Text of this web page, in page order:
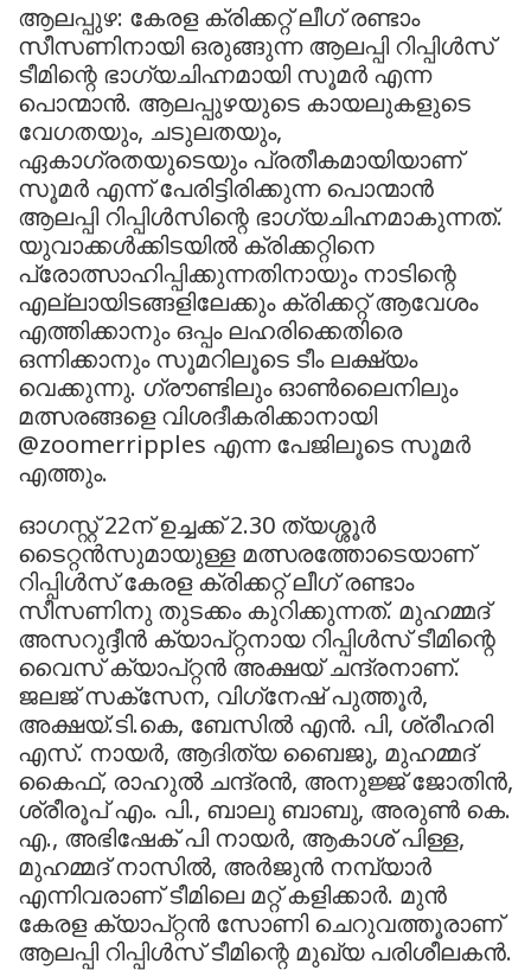
ആലപ്പുഴ: കേരള ക്രിക്കറ്റ് ലീഗ് രണ്ടാം
സീസണിനായി ഒരുങ്ങുന്ന ആലപ്പി റിപ്പിള്‍സ്
ടീമിന്റെ ഭാഗ്യചിഹ്നമായി സൂമർ എന്ന
പൊന്മാൻ. ആലപ്പുഴയുടെ കായലുകളുടെ
വേഗതയും, ചടുലതയും,
ഏകാഗ്രതയുടെയും പ്രതീകമായിയാണ്
സൂമർ എന്ന് പേരിട്ടിരിക്കുന്ന പൊന്മാൻ
ആലപ്പി റിപ്പിൾസിന്റെ ഭാഗ്യചിഹ്നമാകുന്നത്.
യുവാക്കൾക്കിടയിൽ ക്രിക്കറ്റിനെ
പ്രോത്സാഹിപ്പിക്കുന്നതിനായും നാടിന്റെ
എല്ലായിടങ്ങളിലേക്കും ക്രിക്കറ്റ് ആവേശം
എത്തിക്കാനും ഒപ്പം ലഹരിക്കെതിരെ
ഒന്നിക്കാനും സൂമറിലൂടെ ടീം ലക്ഷ്യം
വെക്കുന്നു. ഗ്രൗണ്ടിലും ഓൺലൈനിലും
മത്സരങ്ങളെ വിശദീകരിക്കാനായി
@zoomerripples എന്ന പേജിലൂടെ സൂമർ
എത്തും.
ഓഗസ്റ്റ് 22ന് ഉച്ചക്ക് 2.30 ത്യശ്ശൂര്‍
ടൈറ്റന്‍സുമായുള്ള മത്സരത്തോടെയാണ്
റിപ്പിള്‍സ് കേരള ക്രിക്കറ്റ് ലീഗ് രണ്ടാം
സീസണിനു തുടക്കം കുറിക്കുന്നത്. മുഹമ്മദ്
അസറുദ്ദീന്‍ ക്യാപ്റ്റനായ റിപ്പിള്‍സ് ടീമിന്റെ
വൈസ് ക്യാപ്റ്റന്‍ അക്ഷയ് ചന്ദ്രനാണ്.
ജലജ് സക്‌സേന, വിഗ്‌നേഷ് പുത്തൂര്‍,
അക്ഷയ്.ടി.കെ, ബേസില്‍ എന്‍. പി, ശ്രീഹരി
എസ്. നായര്‍, ആദിത്യ ബൈജു, മുഹമ്മദ്
കൈഫ്, രാഹുല്‍ ചന്ദ്രന്‍, അനുജ്ജ് ജോതിന്‍,
ശ്രീരൂപ് എം. പി., ബാലു ബാബു, അരുണ്‍ കെ.
എ., അഭിഷേക് പി നായര്‍, ആകാശ് പിള്ള,
മുഹമ്മദ് നാസില്‍, അര്‍ജുന്‍ നമ്പ്യാര്‍
എന്നിവരാണ് ടീമിലെ മറ്റ് കളിക്കാര്‍. മുന്‍
കേരള ക്യാപ്റ്റന്‍ സോണി ചെറുവത്തൂരാണ്
ആലപ്പി റിപ്പിള്‍സ് ടീമിന്റെ മുഖ്യ പരിശീലകന്‍.